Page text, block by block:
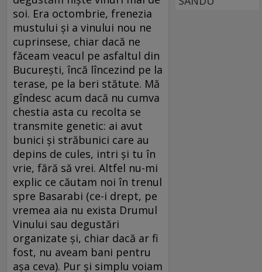
soi. Era octombrie, frenezia
mustului și a vinului nou ne
cuprinsese, chiar dacă ne
făceam veacul pe asfaltul din
București, încă lîncezind pe la
terase, pe la beri stătute. Mă
gîndesc acum dacă nu cumva
chestia asta cu recolta se
transmite genetic: ai avut
bunici și străbunici care au
depins de cules, intri și tu în
vrie, fără să vrei. Altfel nu-mi
explic ce căutam noi în trenul
spre Basarabi (ce-i drept, pe
vremea aia nu exista Drumul
Vinului sau degustări
organizate și, chiar dacă ar fi
fost, nu aveam bani pentru
așa ceva). Pur și simplu voiam